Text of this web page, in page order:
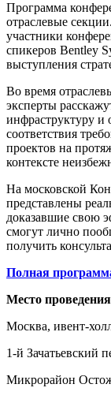
Программа
отраслевые
участники
спикеров Bentley
выступления
Во время
эксперты
инфраструктуру
соответствия
проектов на
контексте
На московской
представлены
доказавшие свою
смогут лично
получить
Полная
Место
Москва, ивент-
1-й Зачатьевский
Микрорайон